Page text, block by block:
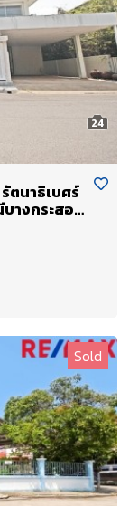
24
ตนาธิเบศร์
างกระสอ
Sold